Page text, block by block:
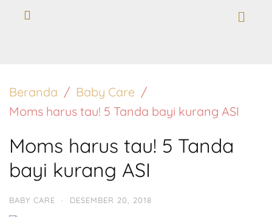
Beranda
Baby Care
Moms harus tau! 5 Tanda bayi kurang ASI
Moms harus tau! 5 Tanda
bayi kurang ASI
BABY CARE · DESEMBER 20, 2018